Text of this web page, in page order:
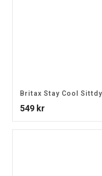
Britax Stay Cool
549 kr